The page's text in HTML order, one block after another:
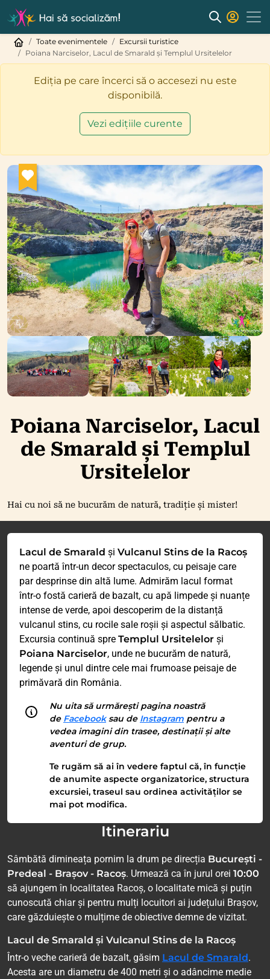
Toate evenimentele
Excursii turistice
Poiana Narciselor, Lacul de Smarald și Templul Ursitelelor
Ediția pe care încerci să o accesezi nu este
disponibilă.
Vezi edițiile curente
Poiana Narciselor, Lacul
de Smarald și Templul
Ursitelelor
Hai cu noi să ne bucurăm de natură, tradiție și mister!
Lacul de Smarald și Vulcanul Stins de la Racoș
ne poartă într-un decor spectaculos, cu peisaje care
par desprinse din altă lume. Admirăm lacul format
într-o fostă carieră de bazalt, cu apă limpede și nuanțe
intense de verde, apoi descoperim de la distanță
vulcanul stins, cu rocile sale roșii și aspectul sălbatic.
Excursia continuă spre Templul Ursitelelor și
Poiana Narciselor, unde ne bucurăm de natură,
legende și unul dintre cele mai frumoase peisaje de
primăvară din România.
Nu uita să urmărești pagina noastră
de Facebooksau de Instagram pentru a
vedea imagini din trasee, destinații și alte
aventuri de grup.
Te rugăm să ai în vedere faptul că, în funcție
de anumite aspecte organizatorice, structura
excursiei, traseul sau ordinea activităților se
mai pot modifica.
Itinerariu
Sâmbătă dimineața pornim la drum pe direcția București -
Predeal - Brașov - Racoș. Urmează ca în jurul orei 10:00
să ajungem în localitatea Racoș, o localitate mică și puțin
cunoscută chiar și pentru mulți locuitori ai județului Brașov,
care găzduiește o mulțime de obiective demne de vizitat.
Lacul de Smarald și Vulcanul Stins de la Racoș
Într-o veche carieră de bazalt, găsim Lacul de Smarald.
Acesta are un diametru de 400 metri și o adâncime medie